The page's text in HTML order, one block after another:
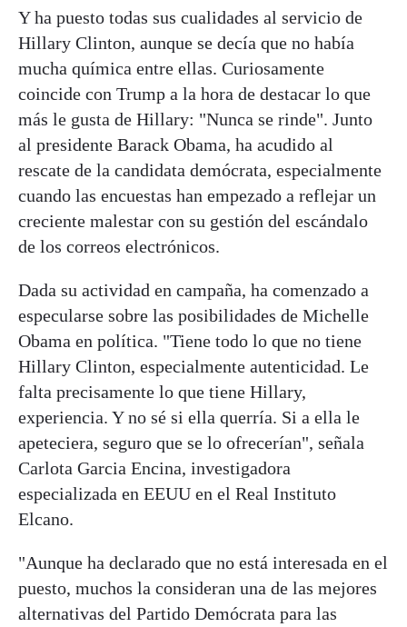
Y ha puesto todas sus cualidades al servicio de
Hillary Clinton, aunque se decía que no había
mucha química entre ellas. Curiosamente
coincide con Trump a la hora de destacar lo que
más le gusta de Hillary: "Nunca se rinde". Junto
al presidente Barack Obama, ha acudido al
rescate de la candidata demócrata, especialmente
cuando las encuestas han empezado a reflejar un
creciente malestar con su gestión del escándalo
de los correos electrónicos.
Dada su actividad en campaña, ha comenzado a
especularse sobre las posibilidades de Michelle
Obama en política. "Tiene todo lo que no tiene
Hillary Clinton, especialmente autenticidad. Le
falta precisamente lo que tiene Hillary,
experiencia. Y no sé si ella querría. Si a ella le
apeteciera, seguro que se lo ofrecerían", señala
Carlota Garcia Encina, investigadora
especializada en EEUU en el Real Instituto
Elcano.
"Aunque ha declarado que no está interesada en el
puesto, muchos la consideran una de las mejores
alternativas del Partido Demócrata para las